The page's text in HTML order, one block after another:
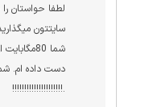
لطفا حواستان
سایتتون
دست داده ام.
.!!!!!!!!!!!!!!!!!!!!!